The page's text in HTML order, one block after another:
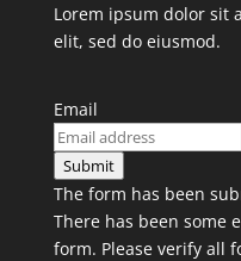
Lorem ipsum dolor sit
elit, sed do eiusmod.
Email
Submit
The form has been
There has been some
form. Please verify all